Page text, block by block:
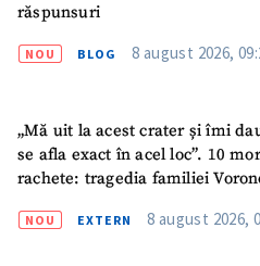
răspunsuri
NOU BLOG 8 august 2026,
„Mă uit la acest crater și îmi
se afla exact în acel loc”. 10
rachete: tragedia familiei
NOU EXTERN 8 august 2026,